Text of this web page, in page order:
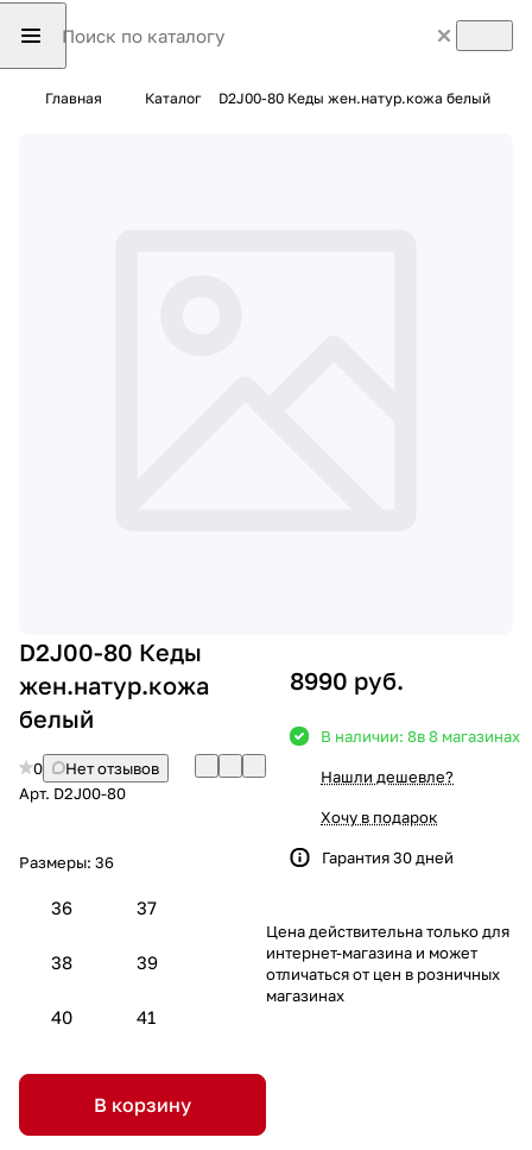
Главная Каталог D2J00-80 Кеды жен.натур.кожа белый
D2J00-80 Кеды
жен.натур.кожа
белый
0
Нет отзывов
Арт. D2J00-80
Размеры: 36
36 37
38 39
40 41
В корзину
8990 руб.
В наличии: 8в 8 магазинах
Нашли дешевле?
Хочу в подарок
Гарантия 30 дней
Цена действительна только для
интернет-магазина и может
отличаться от цен в розничных
магазинах